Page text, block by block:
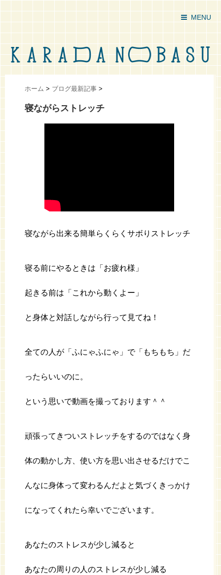
MENU
ホーム > ブログ最新記事 >
寝ながらストレッチ
寝ながら出来る簡単らくらくサボりストレッチ
寝る前にやるときは「お疲れ様」
起きる前は「これから動くよー」
と身体と対話しながら行って見てね！
全ての人が「ふにゃふにゃ」で「もちもち」だ
ったらいいのに。
という思いで動画を撮っております＾＾
頑張ってきついストレッチをするのではなく身
体の動かし方、使い方を思い出させるだけでこ
んなに身体って変わるんだよと気づくきっかけ
になってくれたら幸いでございます。
あなたのストレスが少し減ると
あなたの周りの人のストレスが少し減る